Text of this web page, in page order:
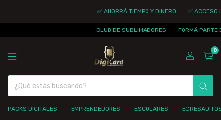
✅ AHORRÁ TIEMPO Y DINERO ✅ ACCESO
CLUB DE SUBLIMADORES FORMÁ PARTE DE LA
0
PACKS DIGITALES EMPRENDEDORES ESCOLARES